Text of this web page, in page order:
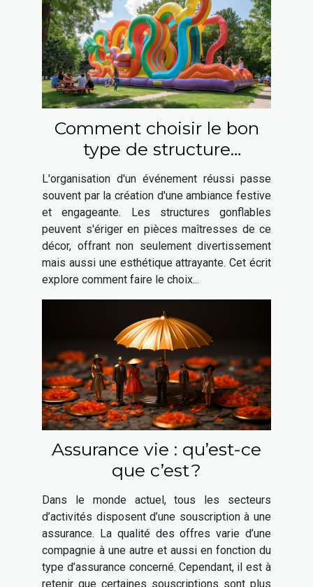
Comment choisir le bon
type de structure
gonflable pour votre
événement
L'organisation d'un événement réussi passe
souvent par la création d'une ambiance festive
et engageante. Les structures gonflables
peuvent s'ériger en pièces maîtresses de ce
décor, offrant non seulement divertissement
mais aussi une esthétique attrayante. Cet écrit
explore comment faire le choix...
Assurance vie : qu’est-ce
que c’est ?
Dans le monde actuel, tous les secteurs
d’activités disposent d’une souscription à une
assurance. La qualité des offres varie d’une
compagnie à une autre et aussi en fonction du
type d’assurance concerné. Cependant, il est à
retenir que certaines souscriptions sont plus